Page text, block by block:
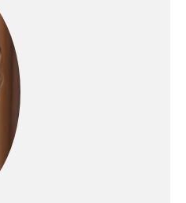
souhaitez. Afin qu'il
soit toujours facile
d'ajuster la tension
pour le bon fil, le
Juki MCS 1800 a des
tensions de fil
clairement
disposées Pied
standard avec
guide de